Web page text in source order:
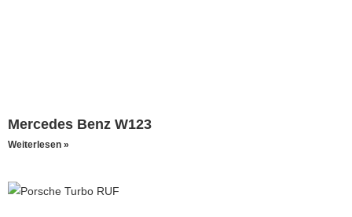
Mercedes Benz W123
Weiterlesen »